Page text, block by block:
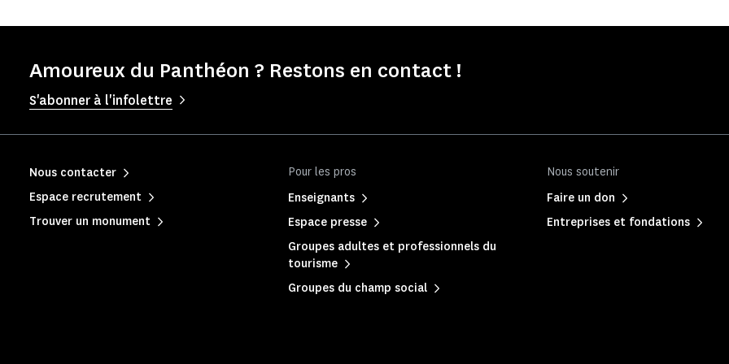
Amoureux du Panthéon ? Restons en contact !
S'abonner à l'infolettre
Pour les pros
Enseignants
Espace presse
Groupes adultes et professionnels du
tourisme
Groupes du champ social
Nous soutenir
Faire un don
Entreprises et fondations
Nous contacter
Espace recrutement
Trouver un monument